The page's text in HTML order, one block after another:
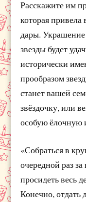
Расскажите им
которая
дары. Украшение
звезды будет
исторически
прообразом
станет вашей
звёздочку, или
особую ёлочную
«Собраться в
очередной раз
просидеть весь
Конечно, отдать